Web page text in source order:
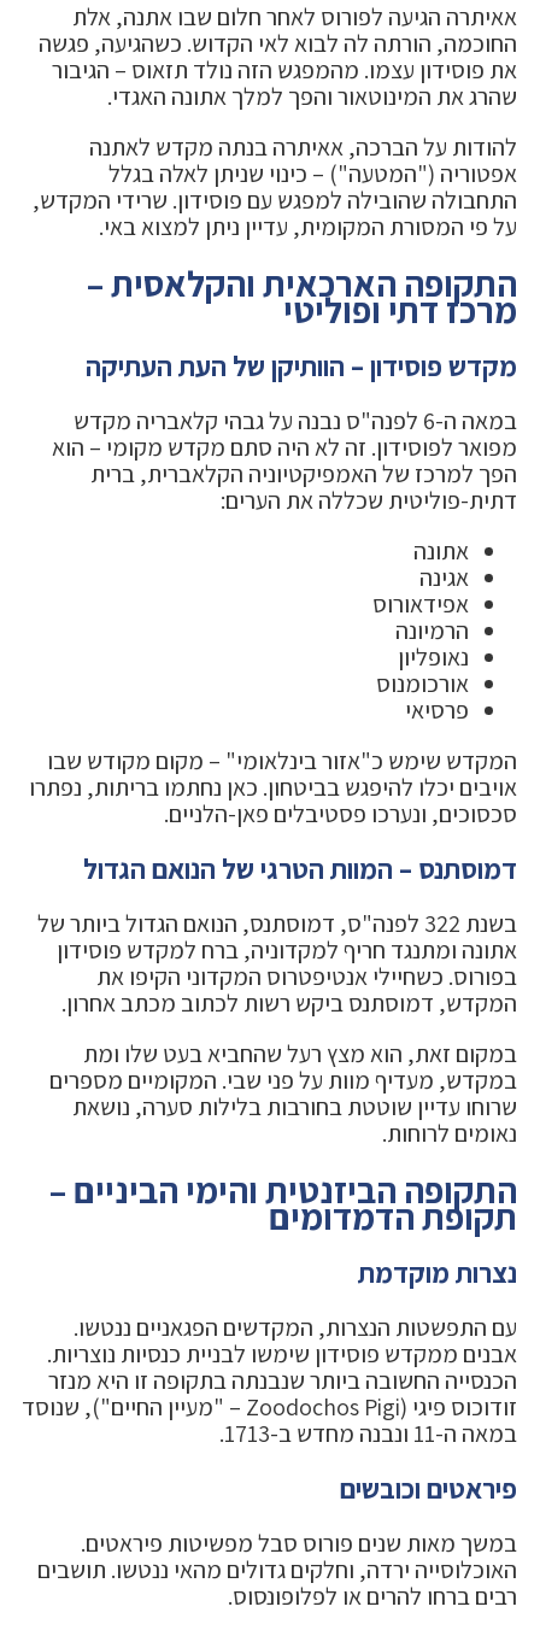
אאיתרה הגיעה לפורוס לאחר חלום שבו אתנה, אלת
החוכמה, הורתה לה לבוא לאי הקדוש. כשהגיעה, פגשה
את פוסידון עצמו. מהמפגש הזה נולד תזאוס – הגיבור
שהרג את המינוטאור והפך למלך אתונה האגדי.
להודות על הברכה, אאיתרה בנתה מקדש לאתנה
אפטוריה ("המטעה") – כינוי שניתן לאלה בגלל
התחבולה שהובילה למפגש עם פוסידון. שרידי המקדש,
על פי המסורת המקומית, עדיין ניתן למצוא באי.
התקופה הארכאית והקלאסית –
מרכז דתי ופוליטי
מקדש פוסידון – הוותיקן של העת העתיקה
במאה ה-6 לפנה"ס נבנה על גבהי קלאבריה מקדש
מפואר לפוסידון. זה לא היה סתם מקדש מקומי – הוא
הפך למרכז של האמפיקטיוניה הקלאברית, ברית
דתית-פוליטית שכללה את הערים:
אתונה
אגינה
אפידאורוס
הרמיונה
נאופליון
אורכומנוס
פרסיאי
המקדש שימש כ"אזור בינלאומי" – מקום מקודש שבו
אויבים יכלו להיפגש בביטחון. כאן נחתמו בריתות, נפתרו
סכסוכים, ונערכו פסטיבלים פאן-הלניים.
דמוסתנס – המוות הטרגי של הנואם הגדול
בשנת 322 לפנה"ס, דמוסתנס, הנואם הגדול ביותר של
אתונה ומתנגד חריף למקדוניה, ברח למקדש פוסידון
בפורוס. כשחיילי אנטיפטרוס המקדוני הקיפו את
המקדש, דמוסתנס ביקש רשות לכתוב מכתב אחרון.
במקום זאת, הוא מצץ רעל שהחביא בעט שלו ומת
במקדש, מעדיף מוות על פני שבי. המקומיים מספרים
שרוחו עדיין שוטטת בחורבות בלילות סערה, נושאת
נאומים לרוחות.
התקופה הביזנטית והימי הביניים –
תקופת הדמדומים
נצרות מוקדמת
עם התפשטות הנצרות, המקדשים הפגאניים ננטשו.
אבנים ממקדש פוסידון שימשו לבניית כנסיות נוצריות.
הכנסייה החשובה ביותר שנבנתה בתקופה זו היא מנזר
זודוכוס פיגי (Zoodochos Pigi – "מעיין החיים"), שנוסד
במאה ה-11 ונבנה מחדש ב-1713.
פיראטים וכובשים
במשך מאות שנים פורוס סבל מפשיטות פיראטים.
האוכלוסייה ירדה, וחלקים גדולים מהאי ננטשו. תושבים
רבים ברחו להרים או לפלופונסוס.